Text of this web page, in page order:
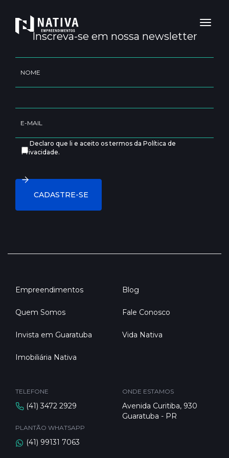
Toggle
Inscreva-se em nossa newsletter
Declaro que li e aceito os termos da Política de
Privacidade.
Empreendimentos
Quem Somos
Invista em Guaratuba
Imobiliária Nativa
Blog
Fale Conosco
Vida Nativa
TELEFONE
(41) 3472 2929
PLANTÃO WHATSAPP
(41) 99131 7063
ONDE ESTAMOS
Avenida Curitiba, 930
Guaratuba - PR